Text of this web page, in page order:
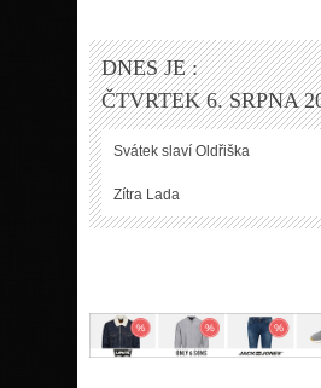
DNES JE :
ČTVRTEK 6. SRPNA
Svátek slaví Oldřiška
Zítra Lada